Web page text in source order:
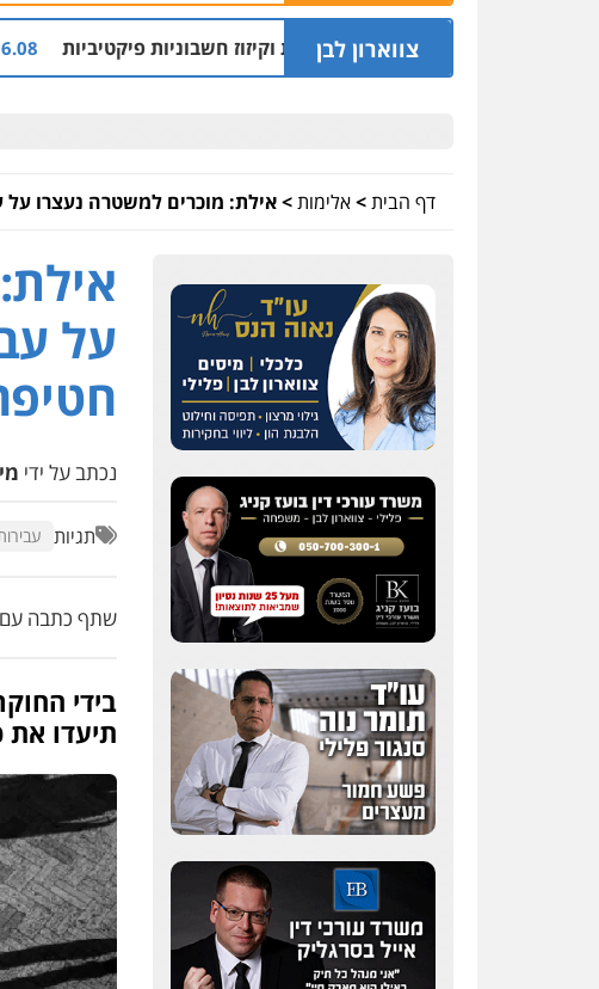
צווארון לבן
מערך הפצת וקיזוז חשבוניות פיקטיביות 06.08 | 09:59
דף הבית>אלימות>אילת: מוכרים למשטרה נעצרו על
על
נכתב על ידי
תגיות
שתף כתבה עם
בידי
תיעדו